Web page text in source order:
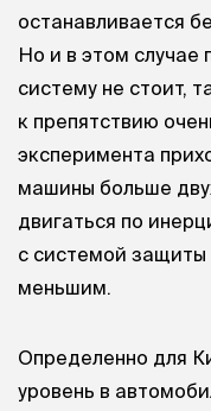
останавливается
Но и в этом случае
систему не стоит,
к препятствию
эксперимента
машины больше
двигаться по
с системой защиты
меньшим.
Определенно для
уровень в